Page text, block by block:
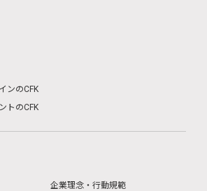
ンのCFK
トのCFK
企業理念・行動規範